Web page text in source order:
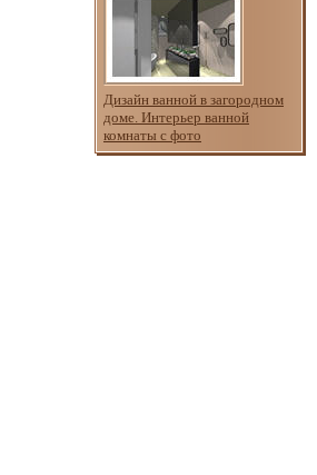
Дизайн ванной в загородном
доме. Интерьер ванной
комнаты с фото